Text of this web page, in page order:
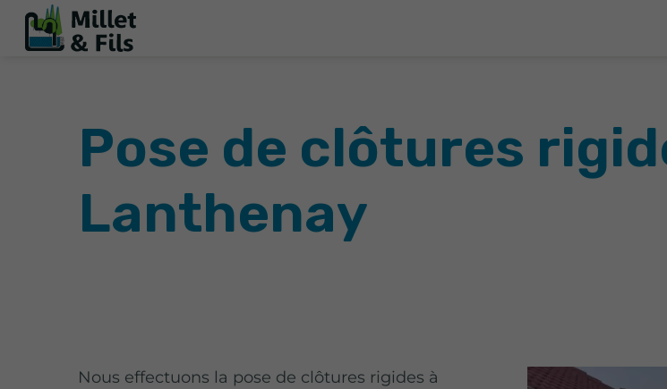
Pose de clôtures
Lanthenay
Nous effectuons la pose de clôtures rigides à